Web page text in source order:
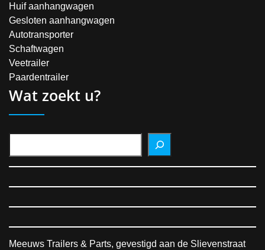
Huif aanhangwagen
Gesloten aanhangwagen
Autotransporter
Schaftwagen
Veetrailer
Paardentrailer
Wat zoekt u?
Meeuws Trailers & Parts, gevestigd aan de Slievenstraat